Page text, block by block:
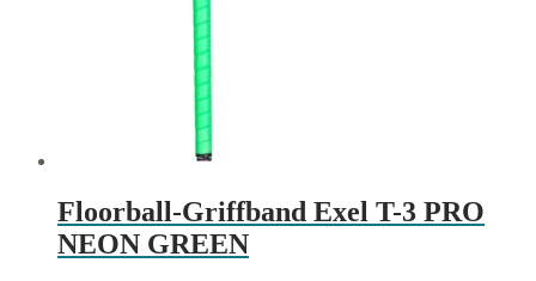
Produktseite
gewählt
werden
Floorball-Griffband Exel T-3 PRO
NEON GREEN